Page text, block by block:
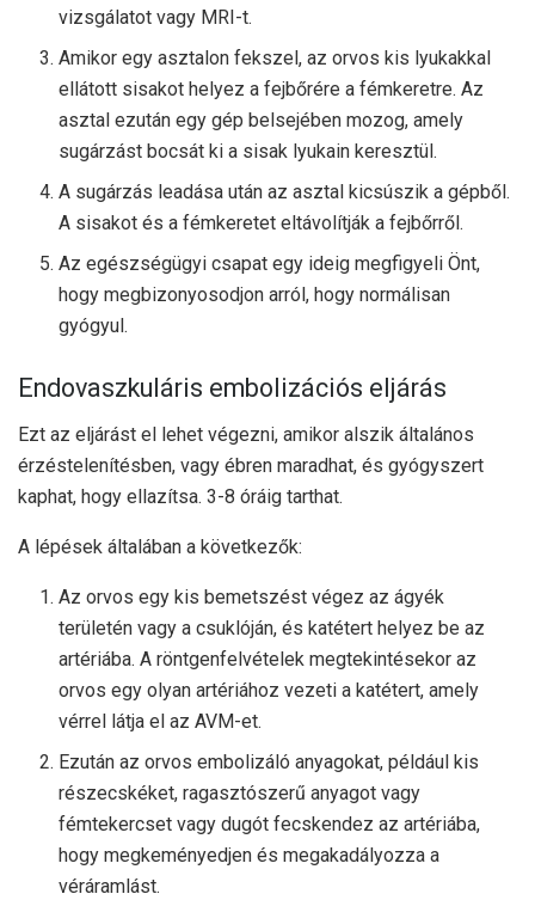
vizsgálatot vagy MRI-t.
Amikor egy asztalon fekszel, az orvos kis lyukakkal
ellátott sisakot helyez a fejbőrére a fémkeretre. Az
asztal ezután egy gép belsejében mozog, amely
sugárzást bocsát ki a sisak lyukain keresztül.
A sugárzás leadása után az asztal kicsúszik a gépből.
A sisakot és a fémkeretet eltávolítják a fejbőrről.
Az egészségügyi csapat egy ideig megfigyeli Önt,
hogy megbizonyosodjon arról, hogy normálisan
gyógyul.
Endovaszkuláris embolizációs eljárás
Ezt az eljárást el lehet végezni, amikor alszik általános
érzéstelenítésben, vagy ébren maradhat, és gyógyszert
kaphat, hogy ellazítsa. 3-8 óráig tarthat.
A lépések általában a következők:
Az orvos egy kis bemetszést végez az ágyék
területén vagy a csuklóján, és katétert helyez be az
artériába. A röntgenfelvételek megtekintésekor az
orvos egy olyan artériához vezeti a katétert, amely
vérrel látja el az AVM-et.
Ezután az orvos embolizáló anyagokat, például kis
részecskéket, ragasztószerű anyagot vagy
fémtekercset vagy dugót fecskendez az artériába,
hogy megkeményedjen és megakadályozza a
véráramlást.